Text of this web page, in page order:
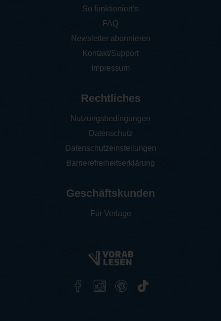
So funktioniert‘s
FAQ
Newsletter abonnieren
Kontakt/Support
Impressum
Rechtliches
Nutzungsbedingungen
Datenschutz
Datenschutzeinstellungen
Barrierefreiheitserklärung
Geschäftskunden
Für Verlage